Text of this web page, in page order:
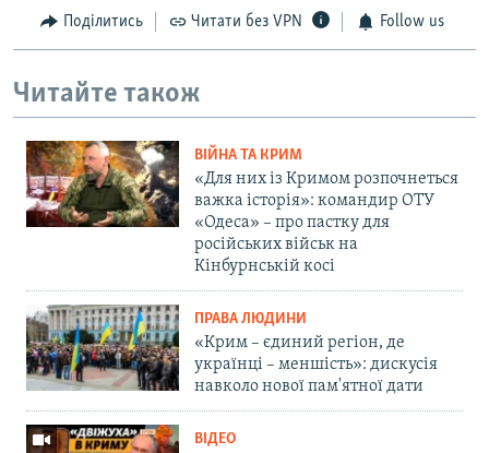
Поділитись Читати без VPN Follow us
Читайте також
ВІЙНА ТА КРИМ
«Для них із Кримом розпочнеться
важка історія»: командир ОТУ
«Одеса» – про пастку для
російських військ на
Кінбурнській косі
ПРАВА ЛЮДИНИ
«Крим – єдиний регіон, де
українці – меншість»: дискусія
навколо нової пам'ятної дати
ВІДЕО